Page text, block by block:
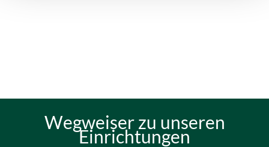
Wegweiser zu unseren
Einrichtungen